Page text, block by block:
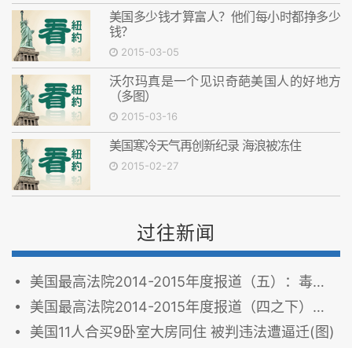
美国多少钱才算富人？他们每小时都挣多少
钱？
2015-03-05
沃尔玛真是一个见识奇葩美国人的好地方
（多图）
2015-03-16
美国寒冷天气再创新纪录 海浪被冻住
2015-02-27
过往新闻
美国最高法院2014-2015年度报道（五）：毒树之果
美国最高法院2014-2015年度报道（四之下）：历史
美国11人合买9卧室大房同住 被判违法遭逼迁(图)